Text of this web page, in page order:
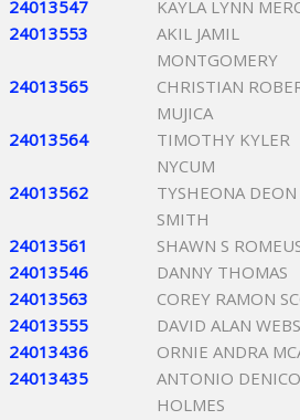
24013547 KAYLA LYNN
24013553
AKIL JAMIL
MONTGOMERY
24013565
CHRISTIAN
MUJICA
24013564
TIMOTHY KYLER
NYCUM
24013562
TYSHEONA DEON
SMITH
24013561 SHAWN S
24013546
DANNY THOMAS
24013563
COREY RAMON
24013555
DAVID ALAN
24013436
ORNIE ANDRA
24013435
ANTONIO DENICO
HOLMES